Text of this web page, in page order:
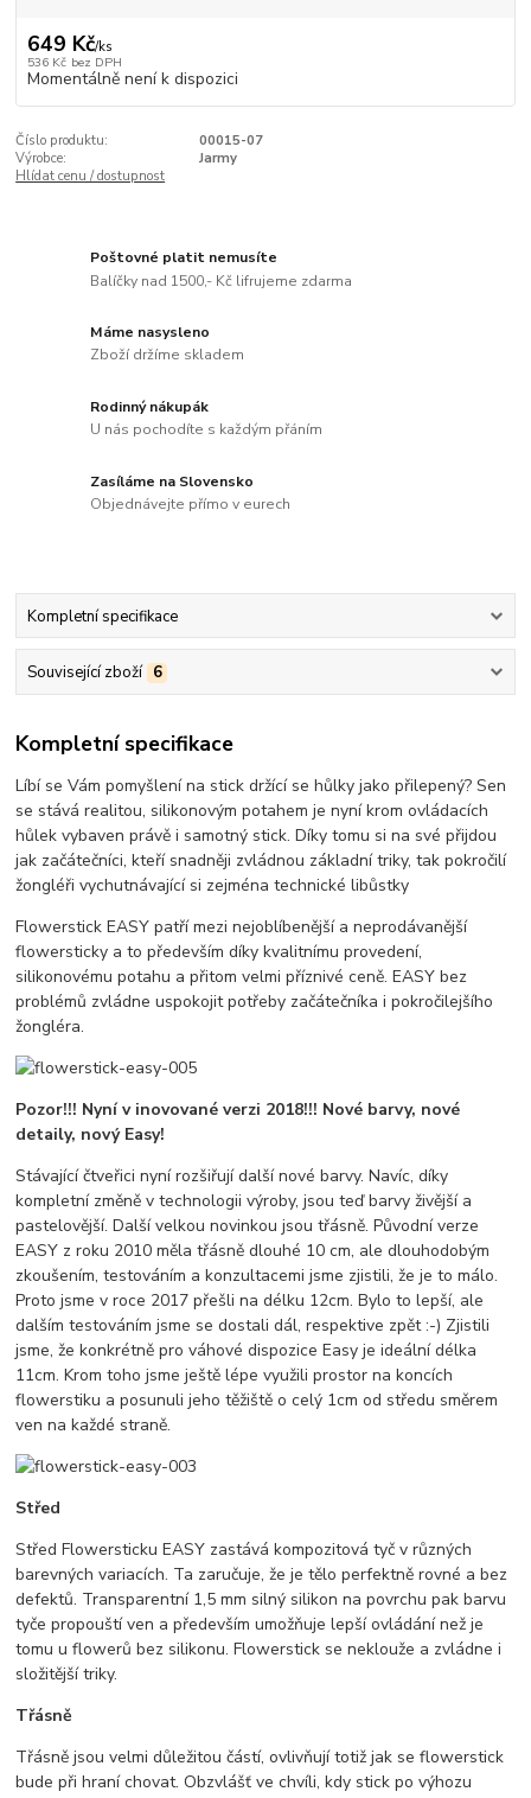
649 Kč/ks
536 Kč bez DPH
Momentálně není k dispozici
Číslo produktu:
00015-07
Výrobce:
Jarmy
Hlídat cenu / dostupnost
Poštovné platit nemusíte
Balíčky nad 1500,- Kč lifrujeme zdarma
Máme nasysleno
Zboží držíme skladem
Rodinný nákupák
U nás pochodíte s každým přáním
Zasíláme na Slovensko
Objednávejte přímo v eurech
Kompletní specifikace
Související zboží 6
Kompletní specifikace
Líbí se Vám pomyšlení na stick držící se hůlky jako přilepený? Sen
se stává realitou, silikonovým potahem je nyní krom ovládacích
hůlek vybaven právě i samotný stick. Díky tomu si na své přijdou
jak začátečníci, kteří snadněji zvládnou základní triky, tak pokročilí
žongléři vychutnávající si zejména technické libůstky
Flowerstick EASY patří mezi nejoblíbenější a neprodávanější
flowersticky a to především díky kvalitnímu provedení,
silikonovému potahu a přitom velmi příznivé ceně. EASY bez
problémů zvládne uspokojit potřeby začátečníka i pokročilejšího
žongléra.
Pozor!!! Nyní v inovované verzi 2018!!! Nové barvy, nové
detaily, nový Easy!
Stávající čtveřici nyní rozšiřují další nové barvy. Navíc, díky
kompletní změně v technologii výroby, jsou teď barvy živější a
pastelovější. Další velkou novinkou jsou třásně. Původní verze
EASY z roku 2010 měla třásně dlouhé 10 cm, ale dlouhodobým
zkoušením, testováním a konzultacemi jsme zjistili, že je to málo.
Proto jsme v roce 2017 přešli na délku 12cm. Bylo to lepší, ale
dalším testováním jsme se dostali dál, respektive zpět :-) Zjistili
jsme, že konkrétně pro váhové dispozice Easy je ideální délka
11cm. Krom toho jsme ještě lépe využili prostor na koncích
flowerstiku a posunuli jeho těžiště o celý 1cm od středu směrem
ven na každé straně.
Střed
Střed Flowersticku EASY zastává kompozitová tyč v různých
barevných variacích. Ta zaručuje, že je tělo perfektně rovné a bez
defektů. Transparentní 1,5 mm silný silikon na povrchu pak barvu
tyče propouští ven a především umožňuje lepší ovládání než je
tomu u flowerů bez silikonu. Flowerstick se neklouže a zvládne i
složitější triky.
Třásně
Třásně jsou velmi důležitou částí, ovlivňují totiž jak se flowerstick
bude při hraní chovat. Obzvlášť ve chvíli, kdy stick po výhozu